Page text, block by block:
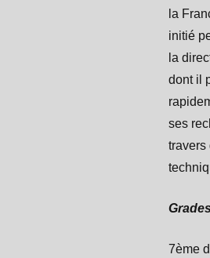
la
initié
la
dont il
ses
travers
7ème